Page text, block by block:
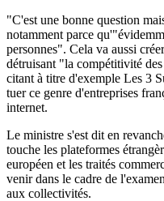
"C'est une bonne question
notamment parce
personnes". Cela va aussi
détruisant "la compétitivité
citant à titre d'exemple Les 3
tuer ce genre d'entreprises
internet.
Le ministre s'est dit en
touche les plateformes
européen et les traités
venir dans le cadre de
aux collectivités.